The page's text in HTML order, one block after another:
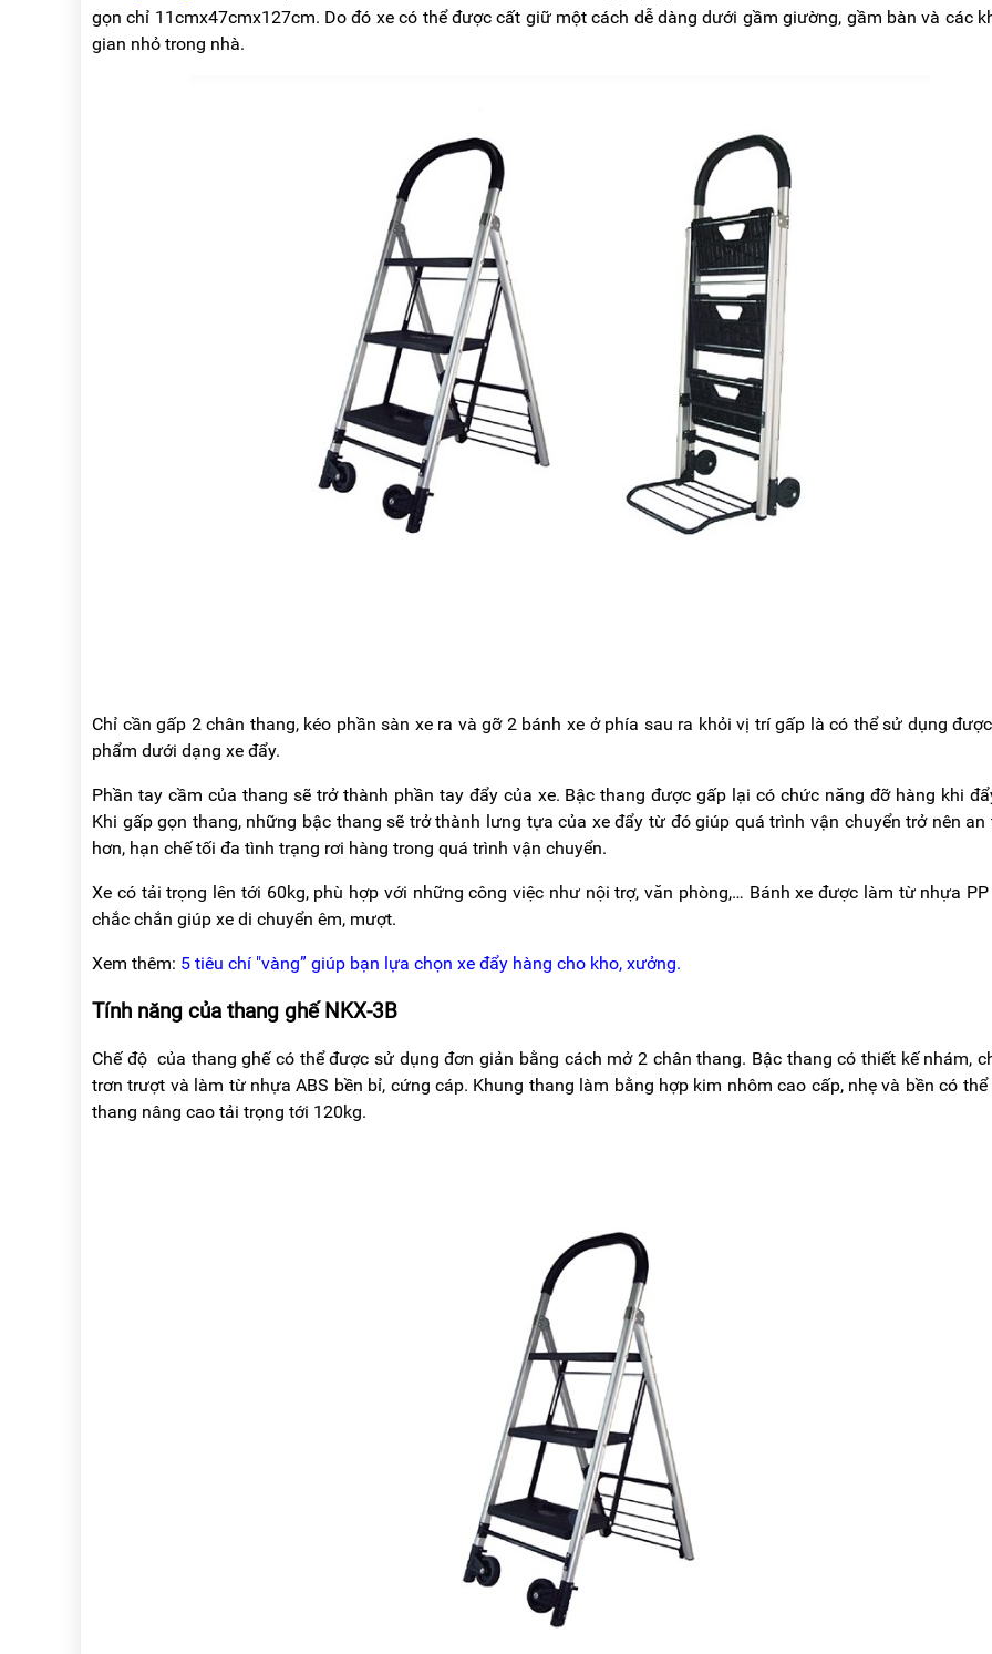
gọn chỉ 11cmx47cmx127cm. Do đó xe có thể được cất giữ một cách dễ dàng dưới gầm giường, gầm bàn và các
gian nhỏ trong nhà.
Chỉ cần gấp 2 chân thang, kéo phần sàn xe ra và gỡ 2 bánh xe ở phía sau ra khỏi vị trí gấp là có thể sử dụng
phẩm dưới dạng xe đẩy.
Phần tay cầm của thang sẽ trở thành phần tay đẩy của xe. Bậc thang được gấp lại có chức năng đỡ hàng khi
Khi gấp gọn thang, những bậc thang sẽ trở thành lưng tựa của xe đẩy từ đó giúp quá trình vận chuyển trở nên an
hơn, hạn chế tối đa tình trạng rơi hàng trong quá trình vận chuyển.
Xe có tải trọng lên tới 60kg, phù hợp với những công việc như nội trợ, văn phòng,… Bánh xe được làm từ nhựa PP
chắc chắn giúp xe di chuyển êm, mượt.
Xem thêm: 5 tiêu chí "vàng” giúp bạn lựa chọn xe đẩy hàng cho kho, xưởng.
Tính năng của thang ghế NKX-3B
Chế độ của thang ghế có thể được sử dụng đơn giản bằng cách mở 2 chân thang. Bậc thang có thiết kế nhám,
trơn trượt và làm từ nhựa ABS bền bỉ, cứng cáp. Khung thang làm bằng hợp kim nhôm cao cấp, nhẹ và bền có thể
thang nâng cao tải trọng tới 120kg.